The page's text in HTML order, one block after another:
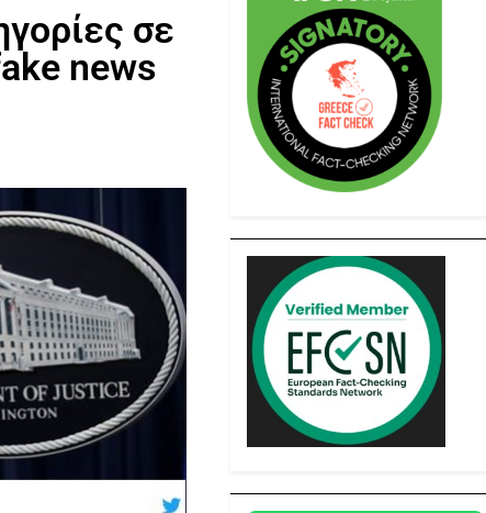
σε
news